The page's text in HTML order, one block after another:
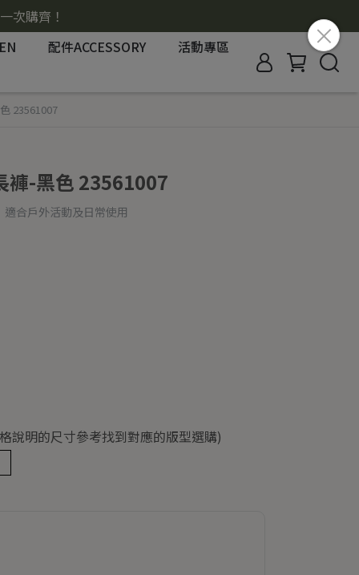
次購齊！
配件ACCESSORY 活動專區
23561007
褲-黑色 23561007
合戶外活動及日常使用
說明的尺寸參考找到對應的版型選購)